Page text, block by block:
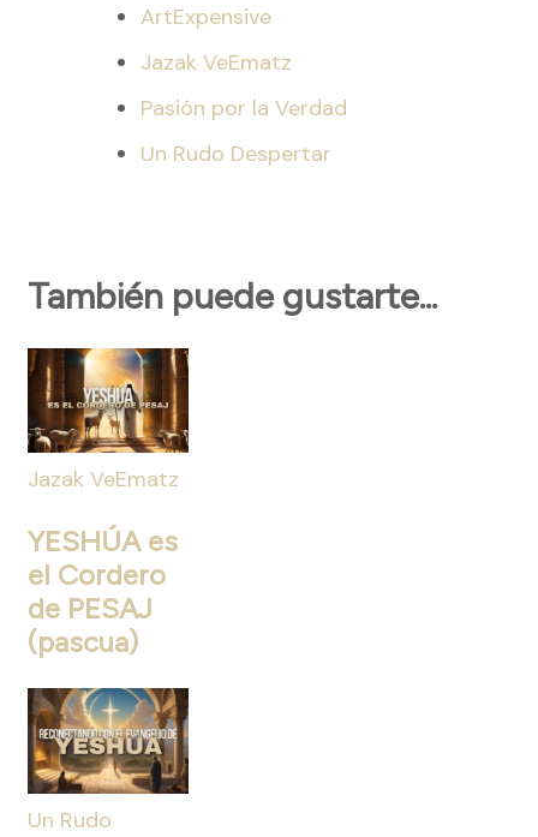
ArtExpensive
Jazak VeEmatz
Pasión por la Verdad
Un Rudo Despertar
También puede gustarte...
Jazak VeEmatz
YESHÚA es
el Cordero
de PESAJ
(pascua)
Un Rudo